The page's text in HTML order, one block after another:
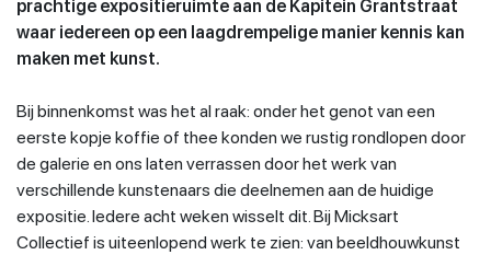
prachtige expositieruimte aan de Kapitein Grantstraat
waar iedereen op een laagdrempelige manier kennis kan
maken met kunst.
Bij binnenkomst was het al raak: onder het genot van een
eerste kopje koffie of thee konden we rustig rondlopen door
de galerie en ons laten verrassen door het werk van
verschillende kunstenaars die deelnemen aan de huidige
expositie. Iedere acht weken wisselt dit. Bij Micksart
Collectief is uiteenlopend werk te zien: van beeldhouwkunst